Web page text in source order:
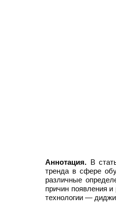
Аннотация. В
тренда в сфере
различные
причин появления
технологии —